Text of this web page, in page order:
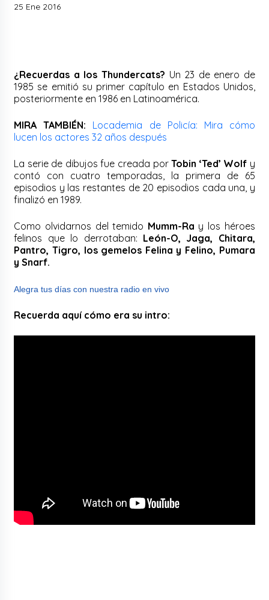
25 Ene 2016
¿Recuerdas a los Thundercats? Un 23 de enero de
1985 se emitió su primer capítulo en Estados Unidos,
posteriormente en 1986 en Latinoamérica.
MIRA TAMBIÉN:
Locademia de Policía: Mira cómo
lucen los actores 32 años después
La serie de dibujos fue creada porTobin ‘Ted’ Wolf y
contó con cuatro temporadas, la primera de 65
episodios y las restantes de 20 episodios cada una, y
finalizó en 1989.
Como olvidarnos del temido Mumm-Ra y los héroes
felinos que lo derrotaban: León-O, Jaga, Chitara,
Pantro, Tigro, los gemelos Felina y Felino, Pumara
y Snarf.
Alegra tus días con nuestra radio en vivo
Recuerda aquí cómo era su intro: